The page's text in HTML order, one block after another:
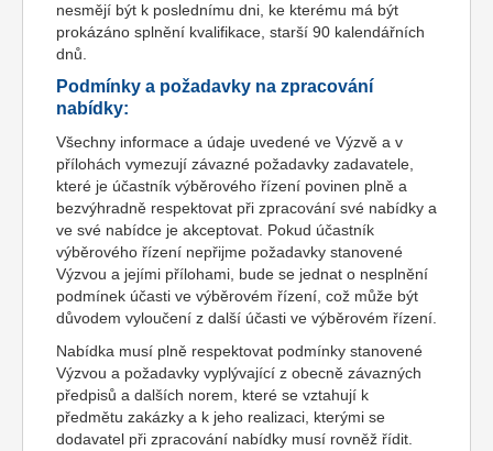
nesmějí být k poslednímu dni, ke kterému má být
prokázáno splnění kvalifikace, starší 90 kalendářních
dnů.
Podmínky a požadavky na zpracování
nabídky:
Všechny informace a údaje uvedené ve Výzvě a v
přílohách vymezují závazné požadavky zadavatele,
které je účastník výběrového řízení povinen plně a
bezvýhradně respektovat při zpracování své nabídky a
ve své nabídce je akceptovat. Pokud účastník
výběrového řízení nepřijme požadavky stanovené
Výzvou a jejími přílohami, bude se jednat o nesplnění
podmínek účasti ve výběrovém řízení, což může být
důvodem vyloučení z další účasti ve výběrovém řízení.
Nabídka musí plně respektovat podmínky stanovené
Výzvou a požadavky vyplývající z obecně závazných
předpisů a dalších norem, které se vztahují k
předmětu zakázky a k jeho realizaci, kterými se
dodavatel při zpracování nabídky musí rovněž řídit.